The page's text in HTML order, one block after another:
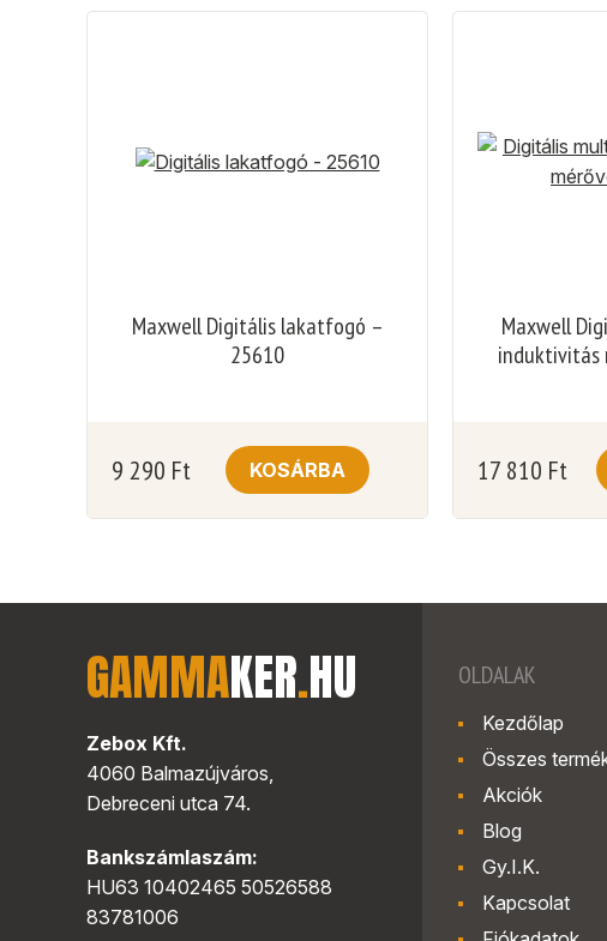
Maxwell Digitális lakatfogó –
25610
9 290 Ft KOSÁRBA
Maxwell
induktivitás
17 810 Ft
GAMMAKER.HU
Zebox Kft.
4060 Balmazújváros,
Debreceni utca 74.
Bankszámlaszám:
HU63 10402465 50526588
83781006
OLDALAK
Kezdőlap
Összes
Akciók
Blog
Gy.I.K.
Kapcsolat